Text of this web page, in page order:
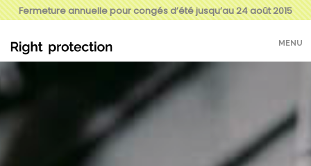
Fermeture annuelle pour congés d’été jusqu’au 24 août 2015
MENU